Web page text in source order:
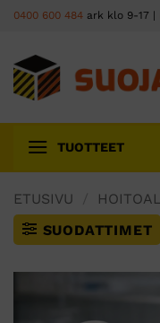
Skip
content
0400 600 484 ark klo 9-17 |
TUOTTEET
ETUSIVU
SUODATTIMET